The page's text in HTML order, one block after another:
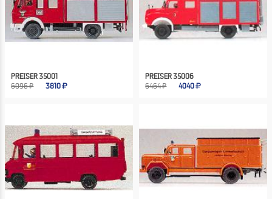
PREISER 35001
6096 ₽
3810
PREISER 35006
6464 ₽
4040